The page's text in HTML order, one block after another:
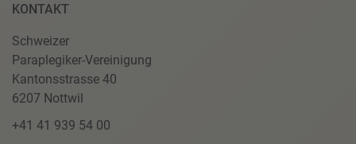
KONTAKT
Schweizer
Paraplegiker-Vereinigung
Kantonsstrasse 40
6207 Nottwil
+41 41 939 54 00